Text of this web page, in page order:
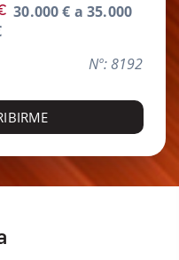
30.000 € a 35.000
Nº: 8192